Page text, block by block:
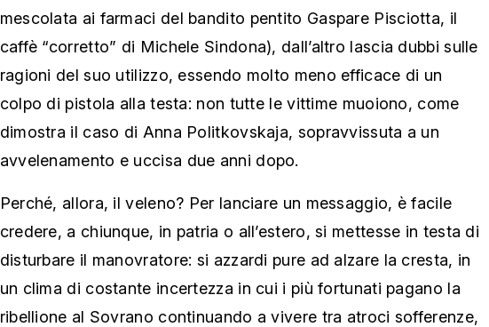
mescolata ai farmaci del bandito pentito Gaspare Pisciotta, il
caffè “corretto” di Michele Sindona), dall’altro lascia dubbi sulle
ragioni del suo utilizzo, essendo molto meno efficace di un
colpo di pistola alla testa: non tutte le vittime muoiono, come
dimostra il caso di Anna Politkovskaja, sopravvissuta a un
avvelenamento e uccisa due anni dopo.
Perché, allora, il veleno? Per lanciare un messaggio, è facile
credere, a chiunque, in patria o all’estero, si mettesse in testa di
disturbare il manovratore: si azzardi pure ad alzare la cresta, in
un clima di costante incertezza in cui i più fortunati pagano la
ribellione al Sovrano continuando a vivere tra atroci sofferenze,